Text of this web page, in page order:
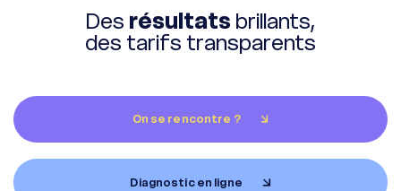
Des résultats brillants,
des tarifs transparents
On se rencontre ?
Diagnostic en ligne